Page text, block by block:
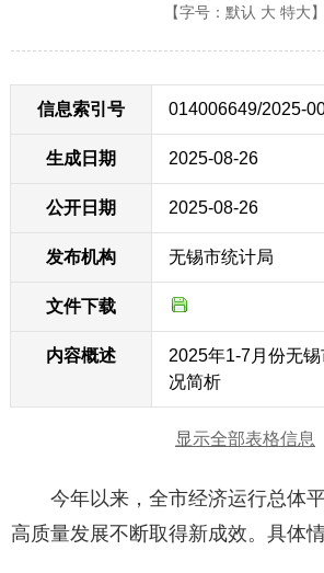
【字号： 默认 大 特大 】
信息索引号 014006649/2025-
生成日期 2025-08-26
公开日期 2025-08-26
发布机构 无锡市统计局
文件下载
内容概述
2025年1-7月份无
况简析
显示全部表格信息
今年以来，全市经济运行总体平
高质量发展不断取得新成效。具体